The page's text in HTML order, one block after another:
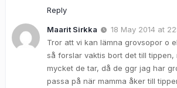
Reply
Maarit Sirkka
18 May 2014 at
Tror att vi kan lämna grovsopor o
så forslar vaktis bort det till tippen,
mycket de tar, då de ggr jag har
passa på när mamma åker till